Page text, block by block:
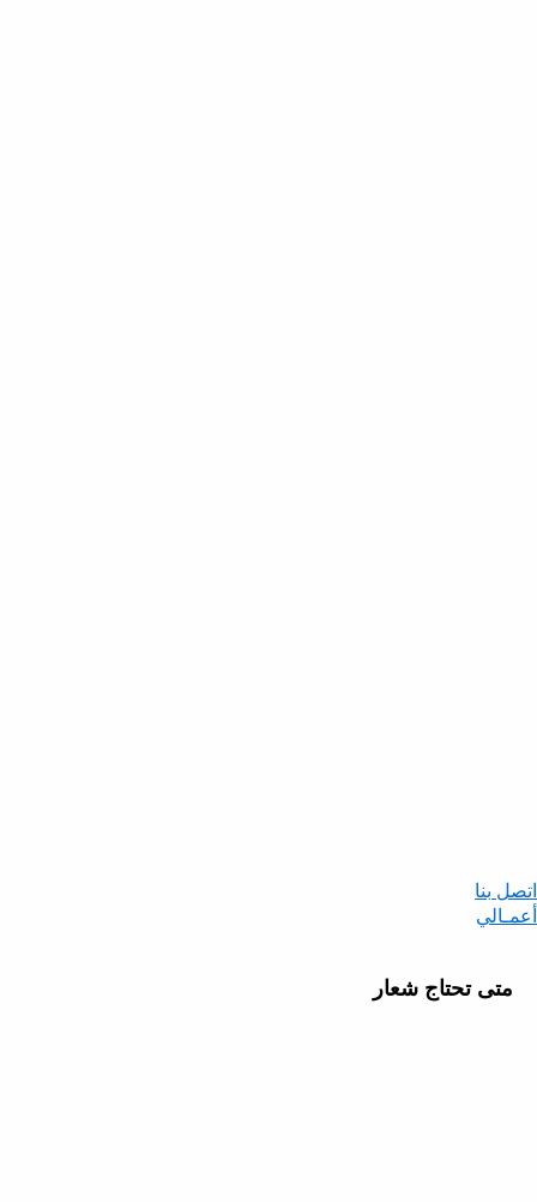
اتصل بنا
أعمـالي
متى تحتاج شعار